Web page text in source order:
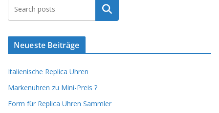
Suchen
Neueste Beiträge
Italienische Replica Uhren
Markenuhren zu Mini-Preis ?
Form für Replica Uhren Sammler